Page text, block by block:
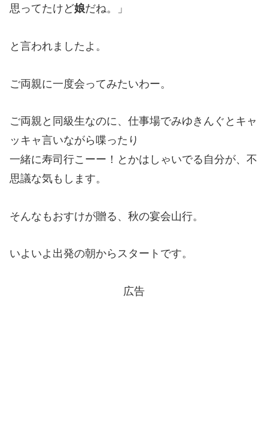
思ってたけど娘だね。」
と言われましたよ。
ご両親に一度会ってみたいわー。
ご両親と同級生なのに、仕事場でみゆきんぐとキャ
ッキャ言いながら喋ったり
一緒に寿司行こーー！とかはしゃいでる自分が、不
思議な気もします。
そんなもおすけが贈る、秋の宴会山行。
いよいよ出発の朝からスタートです。
広告